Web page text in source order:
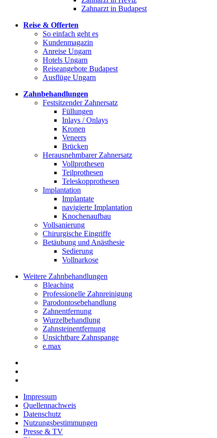
Zahnarzt in Budapest
Reise & Offerten
So einfach geht es
Kundenmagazin
Anreise Ungarn
Hotels Ungarn
Reiseangebote Budapest
Ausflüge Ungarn
Zahnbehandlungen
Festsitzender Zahnersatz
Füllungen
Inlays / Onlays
Kronen
Veneers
Brücken
Herausnehmbarer Zahnersatz
Vollprothesen
Teilprothesen
Teleskopprothesen
Implantation
Implantate
navigierte Implantation
Knochenaufbau
Vollsanierung
Chirurgische Eingriffe
Betäubung und Anästhesie
Sedierung
Vollnarkose
Weitere Zahnbehandlungen
Bleaching
Professionelle Zahnreinigung
Parodontosebehandlung
Zahnentfernung
Wurzelbehandlung
Zahnsteinentfernung
Unsichtbare Zahnspange
e.max
Impressum
Quellennachweis
Datenschutz
Nutzungsbestimmungen
Presse & TV